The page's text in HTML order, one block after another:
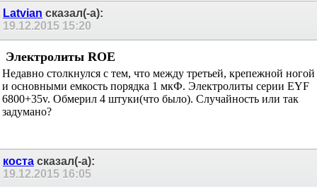
Latvianсказал(-а):
19.12.2015
Электролиты ROE
Недавно столкнулся с тем, что между третьей, крепежной ногой
и основными емкость порядка 1 мкФ. Электролиты серии EYF
6800+35v. Обмерил 4 штуки(что было). Случайность или так
задумано?
костасказал(-а):
19.12.2015